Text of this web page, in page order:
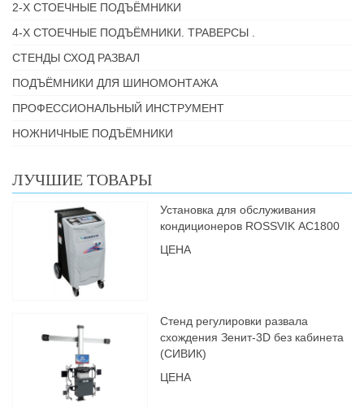
2-Х СТОЕЧНЫЕ ПОДЪЁМНИКИ
4-Х СТОЕЧНЫЕ ПОДЪЁМНИКИ. ТРАВЕРСЫ .
СТЕНДЫ СХОД РАЗВАЛ
ПОДЪЁМНИКИ ДЛЯ ШИНОМОНТАЖА
ПРОФЕССИОНАЛЬНЫЙ ИНСТРУМЕНТ
НОЖНИЧНЫЕ ПОДЪЁМНИКИ
ЛУЧШИЕ ТОВАРЫ
Установка для обслуживания
кондиционеров ROSSVIK АС1800
ЦЕНА
Стенд регулировки развала
схождения Зенит-3D без кабинета
(СИВИК)
ЦЕНА